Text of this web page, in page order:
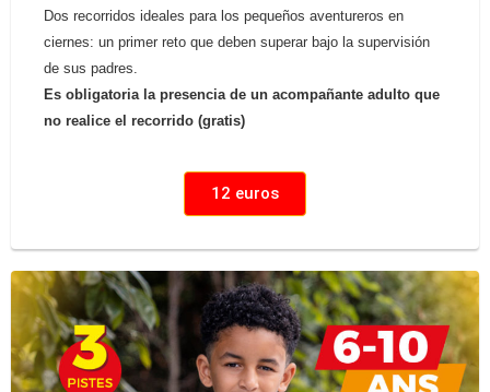
Dos recorridos ideales para los pequeños aventureros en
ciernes: un primer reto que deben superar bajo la supervisión
de sus padres.
Es obligatoria la presencia de un acompañante adulto que
no realice el recorrido (gratis)
12 euros